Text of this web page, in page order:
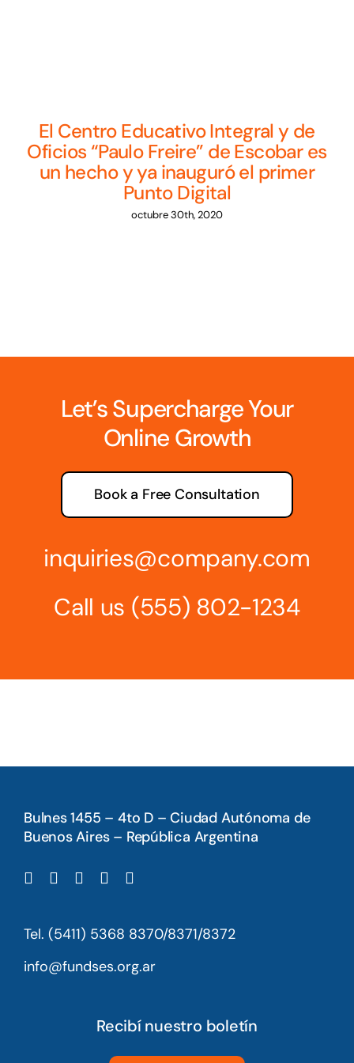
El Centro Educativo Integral y de
Oficios “Paulo Freire” de Escobar es
un hecho y ya inauguró el primer
Punto Digital
octubre 30th, 2020
Let’s Supercharge Your
Online Growth
Book a Free Consultation
inquiries@company.com
Call us (555) 802-1234
Bulnes 1455 – 4to D – Ciudad Autónoma de
Buenos Aires – República Argentina
Tel. (5411) 5368 8370/8371/8372
info@fundses.org.ar
Recibí nuestro boletín